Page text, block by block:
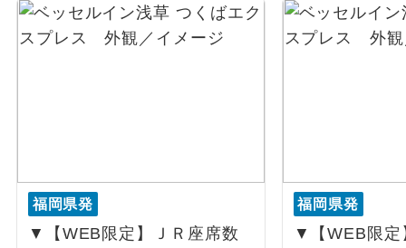
福岡県発
▼【WEB限定】ＪＲ座席数
福岡県発
▼【WEB限定